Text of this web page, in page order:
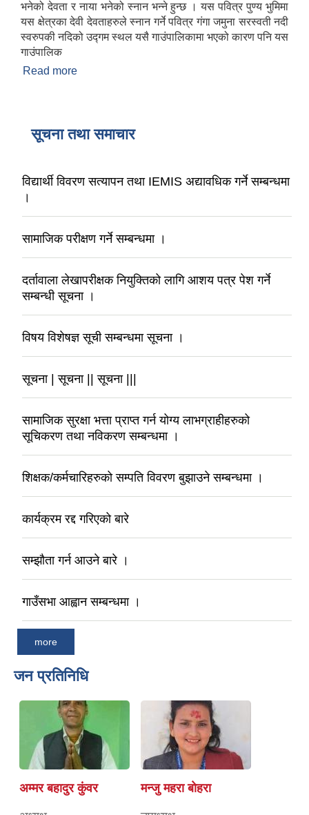
भनेको देवता र नाया भनेको स्नान भन्ने हुन्छ । यस पवित्र पुण्य भुमिमा
यस क्षेत्रका देवी देवताहरुले स्नान गर्ने पवित्र गंगा जमुना सरस्वती नदी
स्वरुपकी नदिको उद्गम स्थल यसै गाउंपालिकामा भएको कारण पनि यस
गाउंपालिक
Read more
सूचना तथा समाचार
विद्यार्थी विवरण सत्यापन तथा IEMIS अद्यावधिक गर्ने सम्बन्धमा
।
सामाजिक परीक्षण गर्ने सम्बन्धमा ।
दर्तावाला लेखापरीक्षक नियुक्तिको लागि आशय पत्र पेश गर्ने
सम्बन्धी सूचना ।
विषय विशेषज्ञ सूची सम्बन्धमा सूचना ।
सूचना | सूचना || सूचना |||
सामाजिक सुरक्षा भत्ता प्राप्त गर्न योग्य लाभग्राहीहरुको
सूचिकरण तथा नविकरण सम्बन्धमा ।
शिक्षक/कर्मचारिहरुको सम्पति विवरण बुझाउने सम्बन्धमा ।
कार्यक्रम रद्द गरिएको बारे
सम्झौता गर्न आउने बारे ।
गाउँसभा आह्वान सम्बन्धमा ।
more
जन प्रतिनिधि
अम्मर बहादुर कुंवर मन्जु महरा बाेहरा